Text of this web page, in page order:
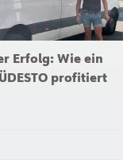
Aus
Schlägt
Erfolg: Wie ein
profitiert